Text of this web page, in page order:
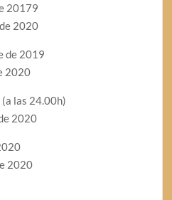
de 20179
2020
de 2019
(a las 24.00h)
de 2020